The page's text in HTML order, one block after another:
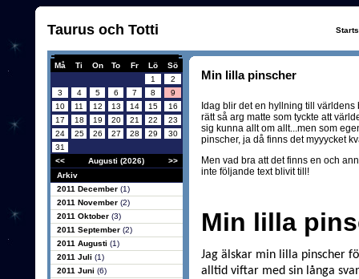
Taurus och Totti
Må Ti On To Fr Lö
Sö
1
2
3
4 5 6 7 8
9
10
11 12 13 14 15
16
17
18 19 20 21 22
23
24
25 26 27 28 29
30
31
<<
Augusti (2026)
>>
Arkiv
2011 December (1)
2011 November (2)
2011 Oktober (3)
2011 September (2)
2011 Augusti (1)
2011 Juli (1)
2011 Juni (6)
Min lilla pinscher
Idag blir det en hyllning till världens
rätt så arg matte som tyckte att
sig kunna allt om allt...men som
pinscher, ja då finns det myyycket
Men vad bra att det finns en och
inte följande text blivit till!
Min lilla
Jag älskar min lilla pinscher
alltid viftar med sin långa